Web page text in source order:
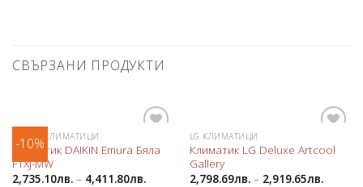
СВЪРЗАНИ ПРОДУКТИ
-10%
в
DAIKIN КЛИМАТИЦИ
Климатик DAIKIN Emura Бяла
FTXJ-MW
2,735.10лв.– 4,411.80лв.
в
LG КЛИМАТИЦИ
Климатик LG Deluxe Artcool
Gallery
2,798.69лв.– 2,919.65лв.